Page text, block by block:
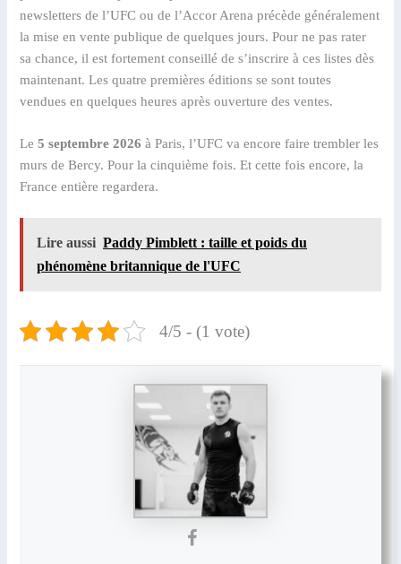
newsletters de l’UFC ou de l’Accor Arena précède généralement
la mise en vente publique de quelques jours. Pour ne pas rater
sa chance, il est fortement conseillé de s’inscrire à ces listes dès
maintenant. Les quatre premières éditions se sont toutes
vendues en quelques heures après ouverture des ventes.
Le5 septembre 2026 à Paris, l’UFC va encore faire trembler les
murs de Bercy. Pour la cinquième fois. Et cette fois encore, la
France entière regardera.
Lire aussi Paddy Pimblett : taille et poids du
phénomène britannique de l'UFC
4/5 - (1 vote)